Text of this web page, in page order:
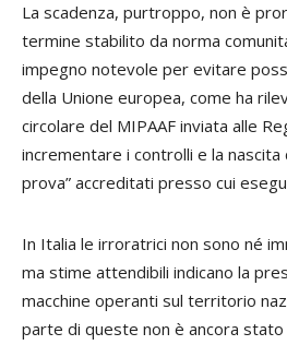
La scadenza, purtroppo, non è
termine stabilito da norma
impegno notevole per evitare
della Unione europea, come ha
circolare del MIPAAF inviata alle
incrementare i controlli e la nascita
prova” accreditati presso cui
In Italia le irroratrici non sono né
ma stime attendibili indicano la
macchine operanti sul territorio
parte di queste non è ancora